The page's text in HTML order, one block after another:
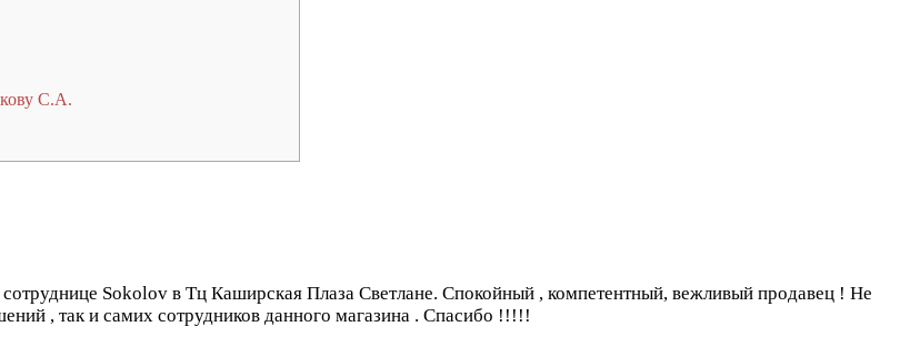
С.А.
Sokolov в Тц Каширская Плаза Светлане. Спокойный , компетентный, вежливый продавец ! Не
, так и самих сотрудников данного магазина . Спасибо !!!!!